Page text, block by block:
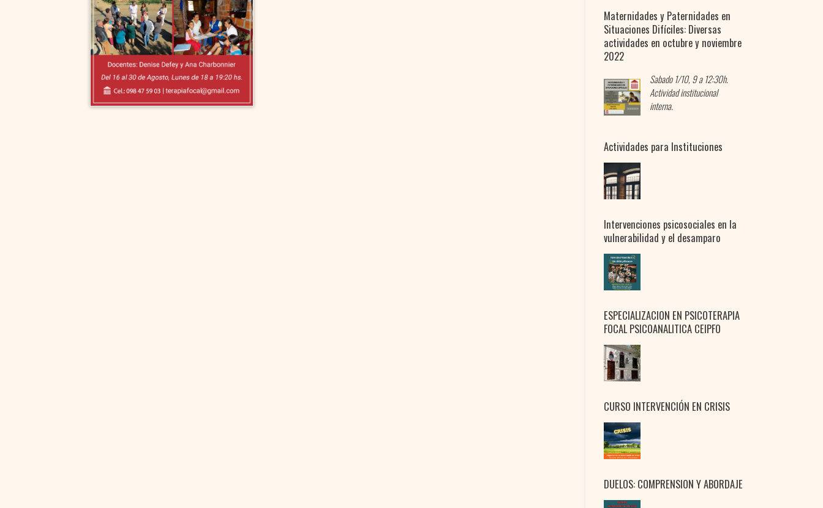
Maternidades y Paternidades en
Situaciones Difíciles: Diversas
actividades en octubre y noviembre
2022
Sabado 1/10, 9 a 12:30h.
Actividad institucional
interna.
Actividades para Instituciones
Intervenciones psicosociales en la
vulnerabilidad y el desamparo
ESPECIALIZACION EN PSICOTERAPIA
FOCAL PSICOANALITICA CEIPFO
CURSO INTERVENCIÓN EN CRISIS
DUELOS: COMPRENSION Y ABORDAJE